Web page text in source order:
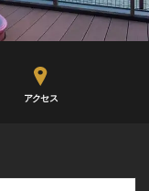
アクセス